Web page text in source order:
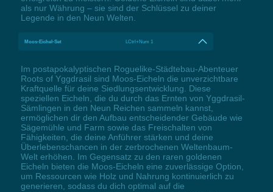
als nur Währung – sie sind der Schlüssel zu deiner
Legende in den Neun Welten.
Moos-Eichel-Set LCtrl+Num 1
Im postapokalyptischen Roguelike-Städtebau-Abenteuer
Roots of Yggdrasil sind Moos-Eicheln die unverzichtbare
Kraftquelle für deine Siedlungsentwicklung. Diese
speziellen Eicheln, die du durch das Ernten von Yggdrasil-
Sämlingen in den Neun Reichen sammeln kannst,
ermöglichen dir den Aufbau entscheidender Gebäude wie
Sägemühle und Farm sowie das Freischalten von
Fähigkeiten, die deine Anführer stärken und deine
Überlebenschancen in der zerbrochenen Weltenbaum-
Welt erhöhen. Im Gegensatz zu den raren goldenen
Eicheln bieten die Moos-Eicheln eine zuverlässige Option,
um Ressourcen wie Holz und Nahrung kontinuierlich zu
generieren, sodass du dich optimal auf die